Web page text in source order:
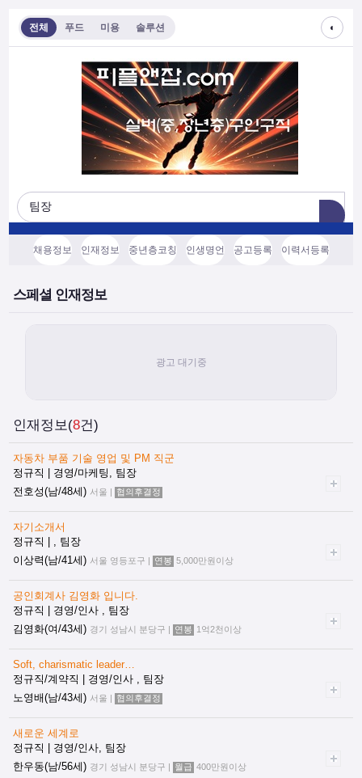
전체 푸드 미용 솔루션 ◐
채용정보 인재정보 중년층코칭 인생명언 공고등록 이력서등록
스페셜 인재정보
인재정보(8건)
자동차 부품 기술 영업 및 PM 직군
정규직 | 경영/마케팅, 팀장
전호성(남/48세) 서울 | 협의후결정
자기소개서
정규직 | , 팀장
이상력(남/41세) 서울 영등포구 | 연봉 5,000만원이상
공인회계사 김영화 입니다.
정규직 | 경영/인사 , 팀장
김영화(여/43세) 경기 성남시 분당구 | 연봉 1억2천이상
Soft, charismatic leader…
정규직/계약직 | 경영/인사 , 팀장
노영배(남/43세) 서울 | 협의후결정
새로운 세계로
정규직 | 경영/인사, 팀장
한우동(남/56세) 경기 성남시 분당구 | 월급 400만원이상